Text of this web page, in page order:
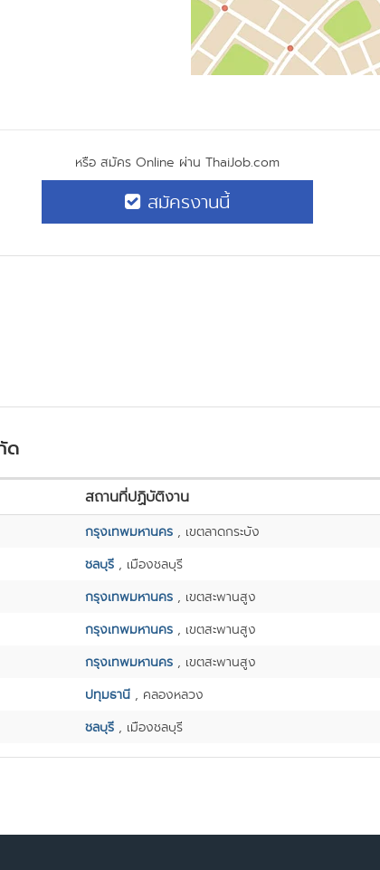
หรือ สมัคร Online ผ่าน ThaiJob.com
สมัครงานนี้
ด
สถานที่ปฏิบัติงาน
กรุงเทพมหานคร , เขตลาดกระบัง
ชลบุรี , เมืองชลบุรี
กรุงเทพมหานคร , เขตสะพานสูง
กรุงเทพมหานคร , เขตสะพานสูง
กรุงเทพมหานคร , เขตสะพานสูง
ปทุมธานี , คลองหลวง
ชลบุรี , เมืองชลบุรี